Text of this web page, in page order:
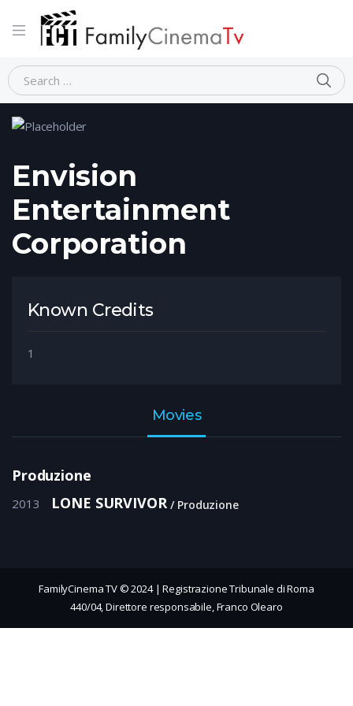
Home Person Envision Entertainment Corporation
Envision
Entertainment
Corporation
Known Credits
1
Movies
Produzione
2013 LONE SURVIVOR Produzione
FamilyCinema TV © 2024 | Registrazione Tribunale di Roma
440/04, Direttore responsabile, Franco Olearo